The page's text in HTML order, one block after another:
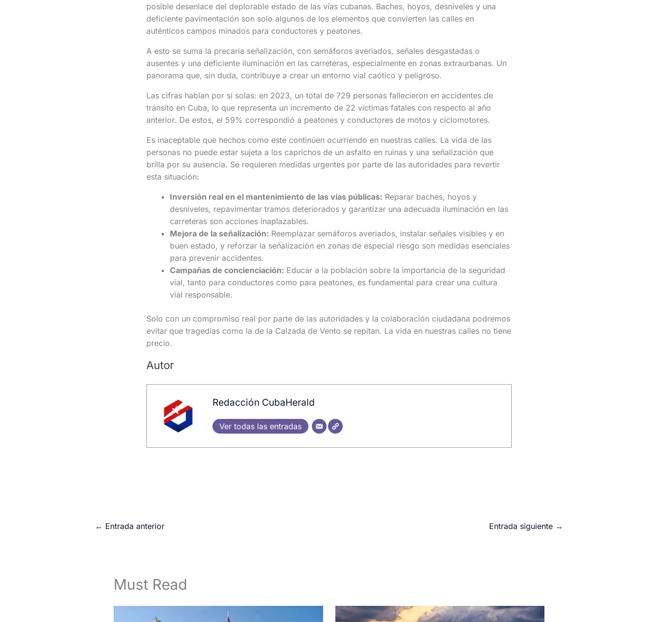
posible desenlace del deplorable estado de las vías cubanas. Baches, hoyos, desniveles y una
deficiente pavimentación son solo algunos de los elementos que convierten las calles en
auténticos campos minados para conductores y peatones.
A esto se suma la precaria señalización, con semáforos averiados, señales desgastadas o
ausentes y una deficiente iluminación en las carreteras, especialmente en zonas extraurbanas. Un
panorama que, sin duda, contribuye a crear un entorno vial caótico y peligroso.
Las cifras hablan por sí solas: en 2023, un total de 729 personas fallecieron en accidentes de
tránsito en Cuba, lo que representa un incremento de 22 víctimas fatales con respecto al año
anterior. De estos, el 59% correspondió a peatones y conductores de motos y ciclomotores.
Es inaceptable que hechos como este continúen ocurriendo en nuestras calles. La vida de las
personas no puede estar sujeta a los caprichos de un asfalto en ruinas y una señalización que
brilla por su ausencia. Se requieren medidas urgentes por parte de las autoridades para revertir
esta situación:
Inversión real en el mantenimiento de las vías públicas: Reparar baches, hoyos y
desniveles, repavimentar tramos deteriorados y garantizar una adecuada iluminación en las
carreteras son acciones inaplazables.
Mejora de la señalización: Reemplazar semáforos averiados, instalar señales visibles y en
buen estado, y reforzar la señalización en zonas de especial riesgo son medidas esenciales
para prevenir accidentes.
Campañas de concienciación: Educar a la población sobre la importancia de la seguridad
vial, tanto para conductores como para peatones, es fundamental para crear una cultura
vial responsable.
Solo con un compromiso real por parte de las autoridades y la colaboración ciudadana podremos
evitar que tragedias como la de la Calzada de Vento se repitan. La vida en nuestras calles no tiene
precio.
Autor
Redacción CubaHerald
Ver todas las entradas
← Entrada anterior Entrada siguiente →
Must Read